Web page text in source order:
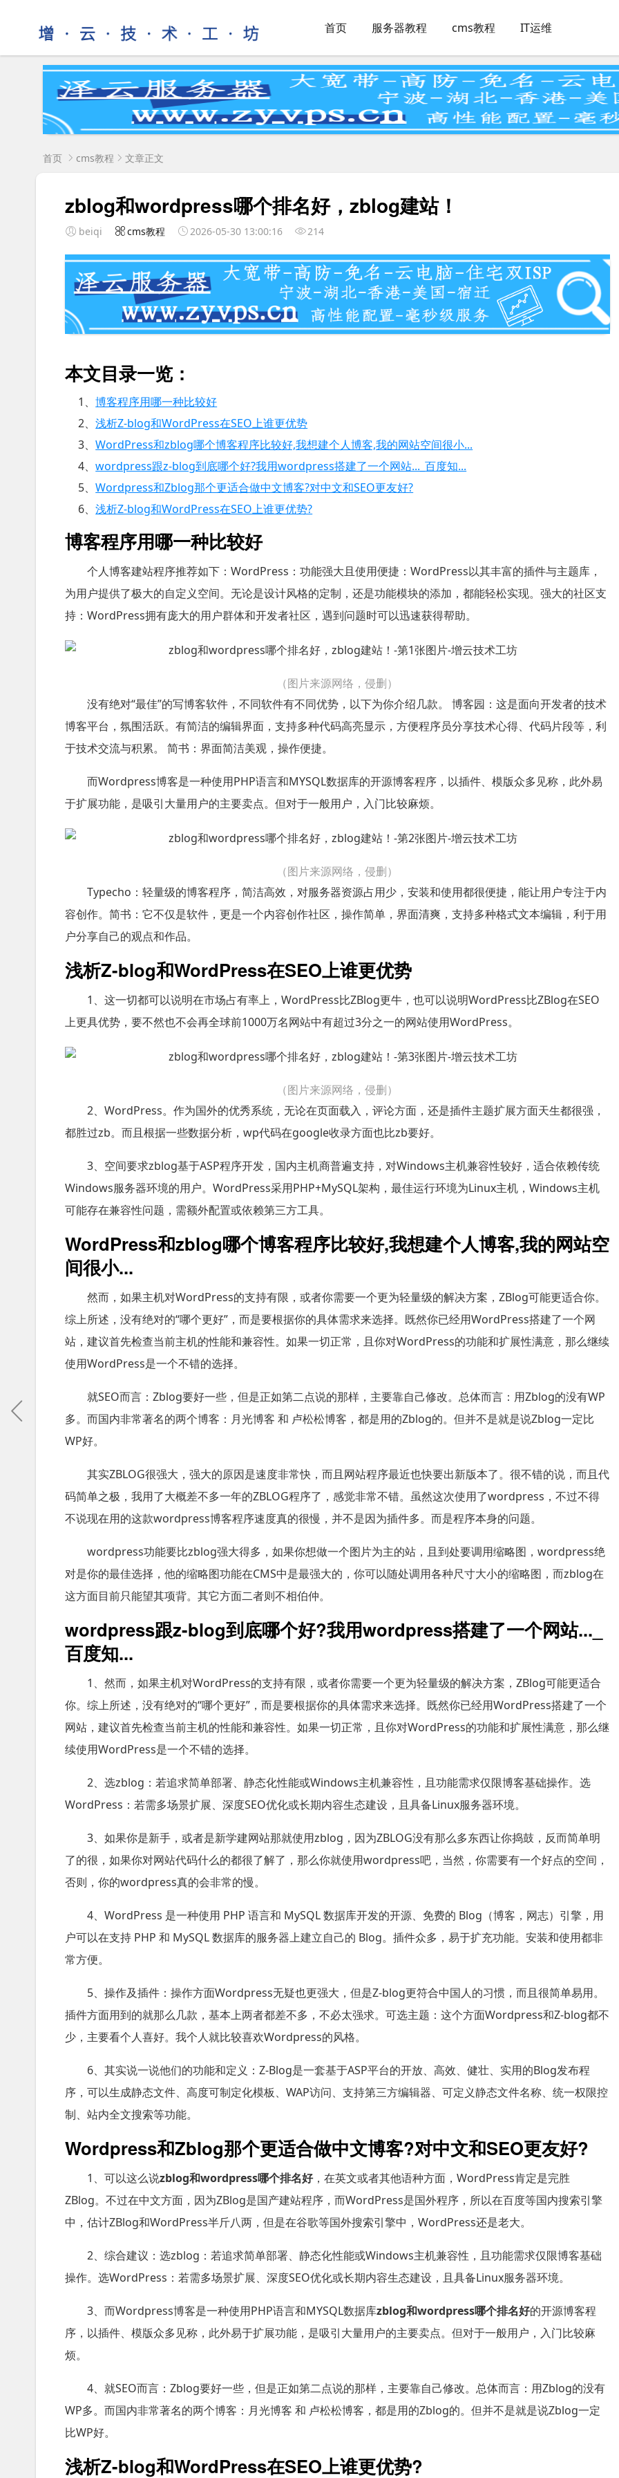
首页 服务器教程 cms教程 IT运维
首页 cms教程 文章正文
zblog和wordpress哪个排名好，zblog建站！
beiqi cms教程 2026-05-30 13:00:16 214
本文目录一览：
1、博客程序用哪一种比较好
2、浅析Z-blog和WordPress在SEO上谁更优势
3、WordPress和zblog哪个博客程序比较好,我想建个人博客,我的网站空间很小...
4、wordpress跟z-blog到底哪个好?我用wordpress搭建了一个网站..._百度知...
5、Wordpress和Zblog那个更适合做中文博客?对中文和SEO更友好?
6、浅析Z-blog和WordPress在SEO上谁更优势?
博客程序用哪一种比较好
个人博客建站程序推荐如下：WordPress：功能强大且使用便捷：WordPress以其丰富的插件与主题库，
为用户提供了极大的自定义空间。无论是设计风格的定制，还是功能模块的添加，都能轻松实现。强大的社区支
持：WordPress拥有庞大的用户群体和开发者社区，遇到问题时可以迅速获得帮助。
（图片来源网络，侵删）
没有绝对“最佳”的写博客软件，不同软件有不同优势，以下为你介绍几款。 博客园：这是面向开发者的技术
博客平台，氛围活跃。有简洁的编辑界面，支持多种代码高亮显示，方便程序员分享技术心得、代码片段等，利
于技术交流与积累。 简书：界面简洁美观，操作便捷。
而Wordpress博客是一种使用PHP语言和MYSQL数据库的开源博客程序，以插件、模版众多见称，此外易
于扩展功能，是吸引大量用户的主要卖点。但对于一般用户，入门比较麻烦。
（图片来源网络，侵删）
Typecho：轻量级的博客程序，简洁高效，对服务器资源占用少，安装和使用都很便捷，能让用户专注于内
容创作。简书：它不仅是软件，更是一个内容创作社区，操作简单，界面清爽，支持多种格式文本编辑，利于用
户分享自己的观点和作品。
浅析Z-blog和WordPress在SEO上谁更优势
1、这一切都可以说明在市场占有率上，WordPress比ZBlog更牛，也可以说明WordPress比ZBlog在SEO
上更具优势，要不然也不会再全球前1000万名网站中有超过3分之一的网站使用WordPress。
（图片来源网络，侵删）
2、WordPress。作为国外的优秀系统，无论在页面载入，评论方面，还是插件主题扩展方面天生都很强，
都胜过zb。而且根据一些数据分析，wp代码在google收录方面也比zb要好。
3、空间要求zblog基于ASP程序开发，国内主机商普遍支持，对Windows主机兼容性较好，适合依赖传统
Windows服务器环境的用户。WordPress采用PHP+MySQL架构，最佳运行环境为Linux主机，Windows主机
可能存在兼容性问题，需额外配置或依赖第三方工具。
WordPress和zblog哪个博客程序比较好,我想建个人博客,我的网站空
间很小...
然而，如果主机对WordPress的支持有限，或者你需要一个更为轻量级的解决方案，ZBlog可能更适合你。
综上所述，没有绝对的“哪个更好”，而是要根据你的具体需求来选择。既然你已经用WordPress搭建了一个网
站，建议首先检查当前主机的性能和兼容性。如果一切正常，且你对WordPress的功能和扩展性满意，那么继续
使用WordPress是一个不错的选择。
就SEO而言：Zblog要好一些，但是正如第二点说的那样，主要靠自己修改。总体而言：用Zblog的没有WP
多。而国内非常著名的两个博客：月光博客 和 卢松松博客，都是用的Zblog的。但并不是就是说Zblog一定比
WP好。
其实ZBLOG很强大，强大的原因是速度非常快，而且网站程序最近也快要出新版本了。很不错的说，而且代
码简单之极，我用了大概差不多一年的ZBLOG程序了，感觉非常不错。虽然这次使用了wordpress，不过不得
不说现在用的这款wordpress博客程序速度真的很慢，并不是因为插件多。而是程序本身的问题。
wordpress功能要比zblog强大得多，如果你想做一个图片为主的站，且到处要调用缩略图，wordpress绝
对是你的最佳选择，他的缩略图功能在CMS中是最强大的，你可以随处调用各种尺寸大小的缩略图，而zblog在
这方面目前只能望其项背。其它方面二者则不相伯仲。
wordpress跟z-blog到底哪个好?我用wordpress搭建了一个网站..._
百度知...
1、然而，如果主机对WordPress的支持有限，或者你需要一个更为轻量级的解决方案，ZBlog可能更适合
你。综上所述，没有绝对的“哪个更好”，而是要根据你的具体需求来选择。既然你已经用WordPress搭建了一个
网站，建议首先检查当前主机的性能和兼容性。如果一切正常，且你对WordPress的功能和扩展性满意，那么继
续使用WordPress是一个不错的选择。
2、选zblog：若追求简单部署、静态化性能或Windows主机兼容性，且功能需求仅限博客基础操作。选
WordPress：若需多场景扩展、深度SEO优化或长期内容生态建设，且具备Linux服务器环境。
3、如果你是新手，或者是新学建网站那就使用zblog，因为ZBLOG没有那么多东西让你捣鼓，反而简单明
了的很，如果你对网站代码什么的都很了解了，那么你就使用wordpress吧，当然，你需要有一个好点的空间，
否则，你的wordpress真的会非常的慢。
4、WordPress 是一种使用 PHP 语言和 MySQL 数据库开发的开源、免费的 Blog（博客，网志）引擎，用
户可以在支持 PHP 和 MySQL 数据库的服务器上建立自己的 Blog。插件众多，易于扩充功能。安装和使用都非
常方便。
5、操作及插件：操作方面Wordpress无疑也更强大，但是Z-blog更符合中国人的习惯，而且很简单易用。
插件方面用到的就那么几款，基本上两者都差不多，不必太强求。可选主题：这个方面Wordpress和Z-blog都不
少，主要看个人喜好。我个人就比较喜欢Wordpress的风格。
6、其实说一说他们的功能和定义：Z-Blog是一套基于ASP平台的开放、高效、健壮、实用的Blog发布程
序，可以生成静态文件、高度可制定化模板、WAP访问、支持第三方编辑器、可定义静态文件名称、统一权限控
制、站内全文搜索等功能。
Wordpress和Zblog那个更适合做中文博客?对中文和SEO更友好?
1、可以这么说zblog和wordpress哪个排名好，在英文或者其他语种方面，WordPress肯定是完胜
ZBlog。不过在中文方面，因为ZBlog是国产建站程序，而WordPress是国外程序，所以在百度等国内搜索引擎
中，估计ZBlog和WordPress半斤八两，但是在谷歌等国外搜索引擎中，WordPress还是老大。
2、综合建议：选zblog：若追求简单部署、静态化性能或Windows主机兼容性，且功能需求仅限博客基础
操作。选WordPress：若需多场景扩展、深度SEO优化或长期内容生态建设，且具备Linux服务器环境。
3、而Wordpress博客是一种使用PHP语言和MYSQL数据库zblog和wordpress哪个排名好的开源博客程
序，以插件、模版众多见称，此外易于扩展功能，是吸引大量用户的主要卖点。但对于一般用户，入门比较麻
烦。
4、就SEO而言：Zblog要好一些，但是正如第二点说的那样，主要靠自己修改。总体而言：用Zblog的没有
WP多。而国内非常著名的两个博客：月光博客 和 卢松松博客，都是用的Zblog的。但并不是就是说Zblog一定
比WP好。
浅析Z-blog和WordPress在SEO上谁更优势?